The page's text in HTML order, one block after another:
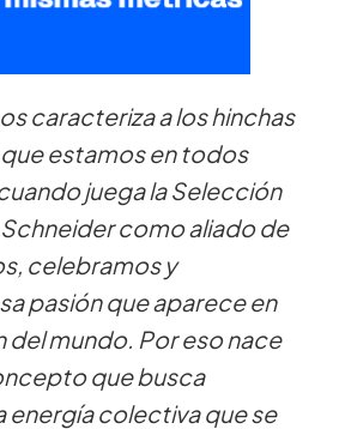
caracteriza a los hinchas
estamos en todos
juega la Selección
como aliado de
celebramos y
pasión que aparece en
del mundo. Por eso nace
que busca
energía colectiva que se